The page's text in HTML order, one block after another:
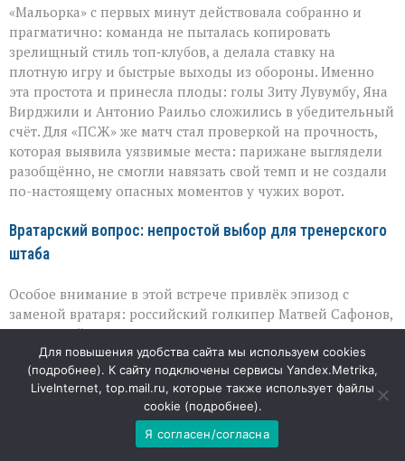
«Мальорка» с первых минут действовала собранно и
прагматично: команда не пыталась копировать
зрелищный стиль топ‑клубов, а делала ставку на
плотную игру и быстрые выходы из обороны. Именно
эта простота и принесла плоды: голы Зиту Лувумбу, Яна
Вирджили и Антонио Раильо сложились в убедительный
счёт. Для «ПСЖ» же матч стал проверкой на прочность,
которая выявила уязвимые места: парижане выглядели
разобщённо, не смогли навязать свой темп и не создали
по-настоящему опасных моментов у чужих ворот.
Вратарский вопрос: непростой выбор для тренерского
штаба
Особое внимание в этой встрече привлёк эпизод с
заменой вратаря: российский голкипер Матвей Сафонов,
вышедший в стартовом составе, покинул поле в
перерыве после двух пропущенных мячей. Решение
тренеров «ПСЖ» выглядело закономерным: в
товарищеских матчах именно такие моменты
используют, чтобы протестировать разные варианты и
не рисковать здоровьем игроков. На второй тайм в
ворота встал Люка Шевалье — и хотя счёт всё же стал
Для повышения удобства сайта мы используем cookies
(подробнее). К сайту подключены сервисы Yandex.Metrika,
LiveInternet, top.mail.ru, которые также использует файлы
cookie (подробнее).
Я согласен/согласна